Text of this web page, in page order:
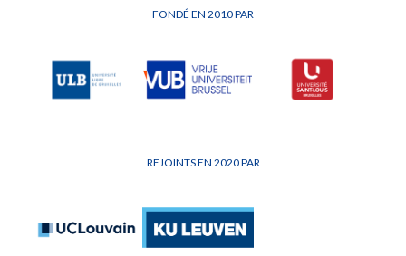
FONDÉ EN 2010 PAR
REJOINTS EN 2020 PAR